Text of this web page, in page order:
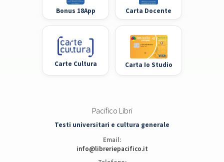
Bonus 18App Carta Docente
Carte Cultura Carta Io Studio
Pacifico Libri
Testi universitari e cultura generale
Email:
info@libreriepacifico.it